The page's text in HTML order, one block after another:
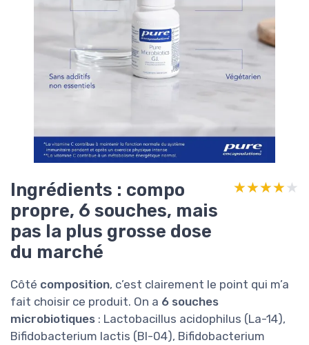
Ingrédients : compo
propre, 6 souches, mais
pas la plus grosse dose
du marché
★★★★★
★★★★★
Côté composition, c’est clairement le point qui m’a
fait choisir ce produit. On a 6 souches
microbiotiques : Lactobacillus acidophilus (La-14),
Bifidobacterium lactis (Bl-04), Bifidobacterium